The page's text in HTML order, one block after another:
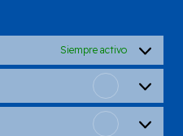
Siempre activo